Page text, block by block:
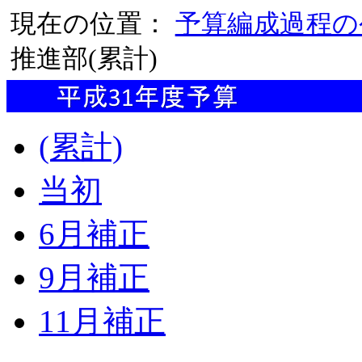
現在の位置： 予算編成過程
推進部(累計)
(累計)
当初
6月補正
9月補正
11月補正